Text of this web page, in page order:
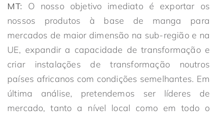
MT: O nosso objetivo imediato é exportar os
nossos produtos à base de manga para
mercados de maior dimensão na sub-região e na
UE, expandir a capacidade de transformação e
criar instalações de transformação noutros
países africanos com condições semelhantes. Em
última análise, pretendemos ser líderes de
mercado, tanto a nível local como em todo o